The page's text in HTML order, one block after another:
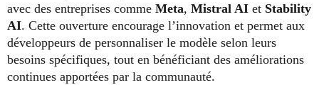
avec des entreprises comme Meta, Mistral AI et Stability
AI. Cette ouverture encourage l’innovation et permet aux
développeurs de personnaliser le modèle selon leurs
besoins spécifiques, tout en bénéficiant des améliorations
continues apportées par la communauté.